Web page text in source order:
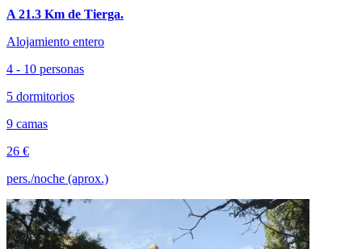
A 21.3 Km de Tierga.
Alojamiento entero
4 - 10 personas
5 dormitorios
9 camas
26 €
pers./noche (aprox.)